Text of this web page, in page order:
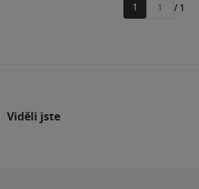
1
Přejít
/ 1
Viděli jste